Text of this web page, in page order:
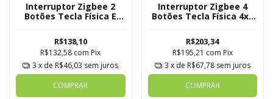
Interruptor Zigbee 2
Botões Tecla Física E
Tuya
R$138,10
R$132,58 com Pix
3 x de R$46,03 sem juros
COMPRAR
Interruptor Zigbee 4
Botões Tecla Física 4x4
Novadigital Tuya
R$203,34
R$195,21 com Pix
3 x de R$67,78 sem juros
COMPRAR